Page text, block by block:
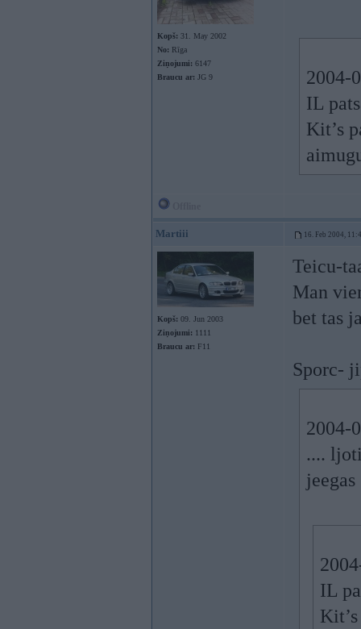
Kopš: 31. May 2002
No: Rīga
Ziņojumi: 6147
Braucu ar: JG 9
2004-
IL
Kit’s
Martiii 16. Feb 2004,
Kopš: 09. Jun 2003
Ziņojumi: 1111
Braucu ar: F11
Teicu-
Man
bet tas
Sporc-
2004-
....
IL